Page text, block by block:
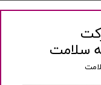
سلامت